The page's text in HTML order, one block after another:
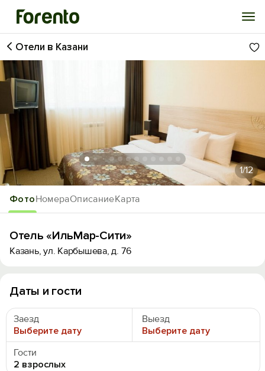
Войти
Избранное
История просмотра
Добавить свой объект
ФотоНомераОписаниеКарта
Отели в Казани
1/12
Отель «ИльМар-Сити»
Казань, ул. Карбышева, д. 76
Даты и гости
Заезд
Выберите дату
Выезд
Выберите дату
Гости
2 взрослых